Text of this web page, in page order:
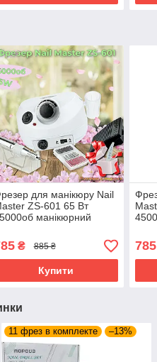
для манікюру Nail
ZS-601 65 Вт
манікюрний
ЗС 601
₴ 885 ₴
Купити
202
785
11 фрез в комплекте –13%